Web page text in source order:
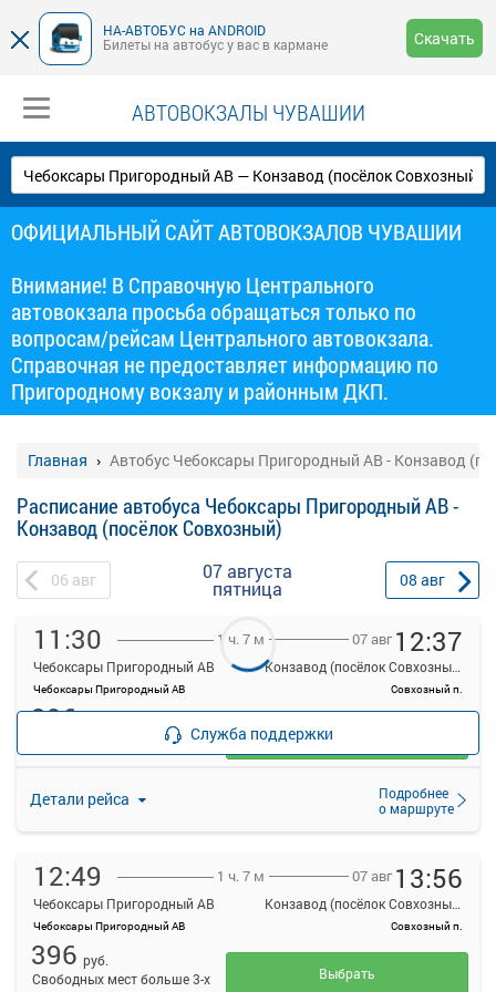
НА-АВТОБУС на ANDROID
Билеты на автобус у вас в кармане
Скачать
АВТОВОКЗАЛЫ ЧУВАШИИ
ОФИЦИАЛЬНЫЙ САЙТ АВТОВОКЗАЛОВ ЧУВАШИИ
Внимание! В Справочную Центрального
автовокзала просьба обращаться только по
вопросам/рейсам Центрального автовокзала.
Справочная не предоставляет информацию по
Пригородному вокзалу и районным ДКП.
Главная Автобус Чебоксары Пригородный АВ - Конзавод
Расписание автобуса Чебоксары Пригородный АВ -
Конзавод (посёлок Совхозный)
06 авг 07 августа
пятница 08 авг
11:30
Чебоксары Пригородный АВ
Чебоксары Пригородный АВ
1 ч. 7 м 07 авг 12:37
Конзавод (посёлок Совхозный)
Совхозный п.
Детали рейса
Подробнее
о маршруте
396
Свободных мест больше 3-х
Выбрать
12:49
Чебоксары Пригородный АВ
Чебоксары Пригородный АВ
1 ч. 7 м 07 авг 13:56
Конзавод (посёлок Совхозный)
Совхозный п.
396 руб.
Свободных мест больше 3-х
Выбрать
Служба поддержки